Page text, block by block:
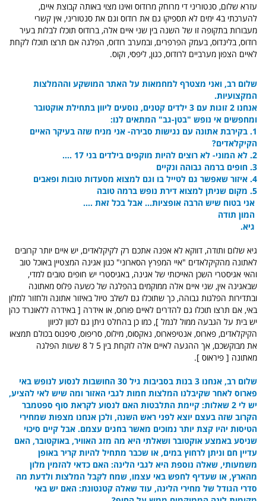
עזרא שלום, סנטוריני די מרוחק מרודוס ואינו מצוי באותה קבוצת איים,
להערכתי ב4 ימים לא תספיקו גם את רודוס וגם את סנטוריני, אין קשרי
מעבורות בתקופה זו של השנה בין שני איים אלה, ברודוס תוכלו לבלות בעיר
רודוס, בלינדוס, בעמק הפרפרים, ובמערב רודוס, הפלגה אם תרצו תוכלו לקחת
לאיים הצפון מערביים לרודוס, כגון, ליפסי, וקוס.
שלום רב, ואני מצטרף למחמאות על האתר המושקע וההמלצות
המקצועיות.
אנחנו 2 זוגות עם 3 ילדים קטנים, נוסעים ליוון בתחילת אוקטובר
ומחפשים אי נופש "בטן-גב" המתאים לנו:
1. בקירבת אתונה עם נגישות סבירה- אני מניח שזה בעיקר האיים
הקיקלאדים?
2. לא המוני- לא רוצים להיות מוקפים בילדים בני 17 ....
3. חופים ברמה גבוהה ונקיים
4. איזור שאפשר גם לטייל בו וגם למצוא מסעדות טובות ופאבים
5. מקום שניתן למצוא דירת נופש ברמה טובה
אני בטוח שיש הרבה אופציות... אבל בכל זאת ....
המון תודה
גיא.
גיא שלום ותודה, דווקא לא אפנה אתכם רק לקיקלאדים, יש איים יותר קרובים
לאתונה מהקיקלאדים "איי המפרץ הסארוני" כגון אגינה המצטיין באוכל טוב
והאי אגיסטרי השכן האייכותי של אגינה, באגיסטרי יש חופים טובים למדי,
שבאגינה אין, שני איים אלה ממוקמים בהפלגה של כשעה פלוס מאתונה
ובתדירות הפלגות גבוהה, כך שתוכלו גם לשלב טיול באיזור אתונה ולחזור למלון
באי, אם תרצו תוכלו גם להדרים לאיים פורוס, או אידרה [ באידרה ללאונרד כהן
יש בית על הגבעה ממול לנמל ], כמו כן בהחלט ניתן גם לכוון לכיוון
הקיקלאדים, פארוס, אנטיפארוס, נאקסוס, מילוס, סריפוס, סיפנוס בכולם תמצאו
את מבוקשכם, אך ההגעה לאיים אלה לוקחת בין 5 ל 8 שעות הפלגה
מאתונה [ פיראוס ].
שלום רב,
אנחנו 3 בנות בסביבות גיל 30 החושבות לנסוע לנופש באי
פארוס לאחר שקיבלנו המלצות חמות לגבי האזור ומה שיש לאי להציע,
יש לי 2 שאלות: קיימת התלבטות האם לנסוע לקראת סוף ספטמבר
הקרוב שזה בעצם יוצא לפני ראש השנה, ולכן אנחנו מצפות שמחירי
הטיסות יהיו קצת יותר נמוכים מאשר בחגים עצמם. אבל קיים סיכוי
שניסע באמצע אוקטובר ושאלתי היא מה מזג האוויר, באוקטובר, האם
עדיין חם וניתן לרחוץ במים, או שכבר מתחיל להיות קריר באופן
משמעותי, שאלה נוספת היא לגבי הלינה: האם כדאי להזמין מלון
מהארץ, או שעדיף לחפש באי עצמו, שמח לקבל המלצות ולדעת מה
סדרי הגודל של מחירי הלינה, עוד שאלה קטנטונת: האם יש באי